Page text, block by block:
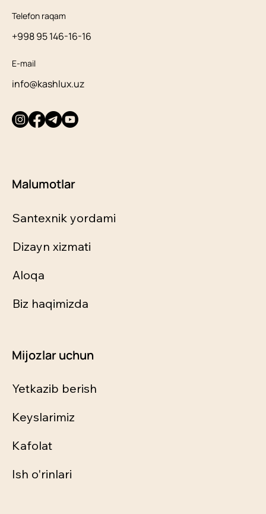
Telefon raqam
+998 95 146-16-16
E-mail
info@kashlux.uz
Malumotlar
Santexnik yordami
Dizayn xizmati
Aloqa
Biz haqimizda
Mijozlar uchun
Yetkazib berish
Keyslarimiz
Kafolat
Ish o'rinlari